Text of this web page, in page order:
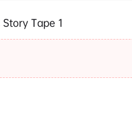
Story Tape 1